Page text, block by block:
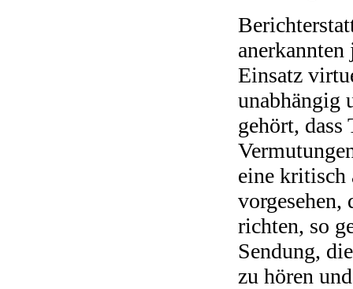
Einsatz
unabhängig
gehört, dass
eine kritisch
vorgesehen,
richten, so
Sendung,
zu hören